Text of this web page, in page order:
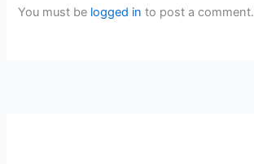
You must be logged in to post a comment.